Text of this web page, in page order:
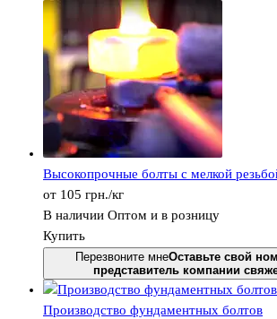
Высокопрочные болты с мелкой
от 105 грн./кг
В наличии Оптом и в розницу
Купить
Перезвоните мнеОставьте свой
представитель компании
Производство фундаментных болтов